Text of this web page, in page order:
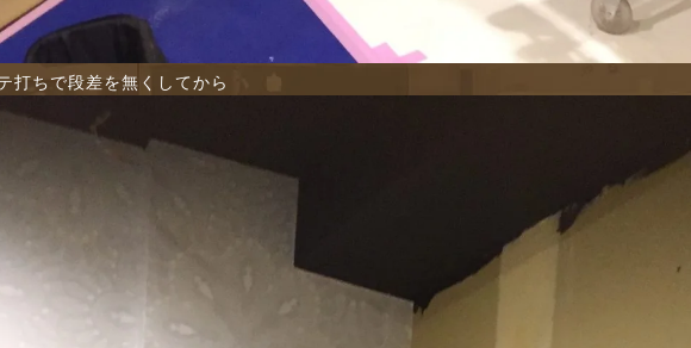
打ちで段差を無くしてから